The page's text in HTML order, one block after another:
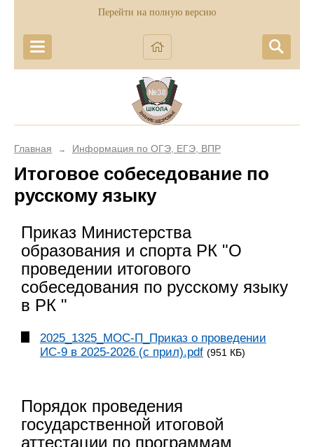
Перейти на полную версию
Главная → Информация по ОГЭ, ЕГЭ, ВПР
Итоговое собеседование по
русскому языку
Приказ Министерства
образования и спорта РК "О
проведении итогового
собеседования по русскому языку
в РК "
2025_1325_МОС-П_Приказ о проведении
ИС-9 в 2025-2026 (с прил).pdf (951 КБ)
Порядок проведения
государственной итоговой
аттестации по программам